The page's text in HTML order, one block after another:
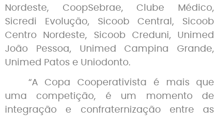
Nordeste, CoopSebrae, Clube Médico,
Sicredi Evolução, Sicoob Central, Sicoob
Centro Nordeste, Sicoob Creduni, Unimed
João Pessoa, Unimed Campina Grande,
Unimed Patos e Uniodonto.
“A Copa Cooperativista é mais que
uma competição, é um momento de
integração e confraternização entre as